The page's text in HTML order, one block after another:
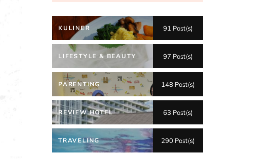
KULINER 91 Post(s)
LIFESTYLE & BEAUTY 97 Post(s)
PARENTING 148 Post(s)
REVIEW HOTEL 63 Post(s)
TRAVELING 290 Post(s)